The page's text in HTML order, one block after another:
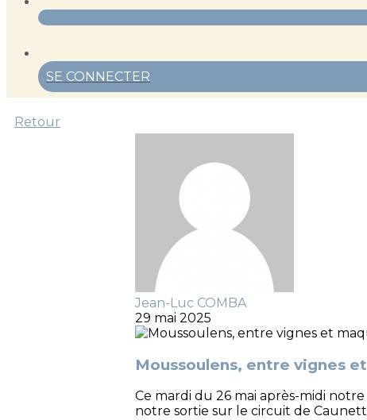
SE CONNECTER
Retour
Jean-Luc COMBA
29 mai 2025
Moussoulens, entre vignes
Ce mardi du 26 mai après-midi
notre sortie sur le circuit de